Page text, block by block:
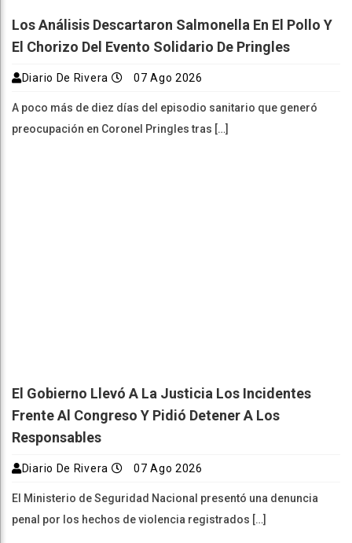
Los Análisis Descartaron Salmonella En El Pollo Y
El Chorizo Del Evento Solidario De Pringles
Diario De Rivera 07 Ago 2026
A poco más de diez días del episodio sanitario que generó
preocupación en Coronel Pringles tras […]
El Gobierno Llevó A La Justicia Los Incidentes
Frente Al Congreso Y Pidió Detener A Los
Responsables
Diario De Rivera 07 Ago 2026
El Ministerio de Seguridad Nacional presentó una denuncia
penal por los hechos de violencia registrados […]